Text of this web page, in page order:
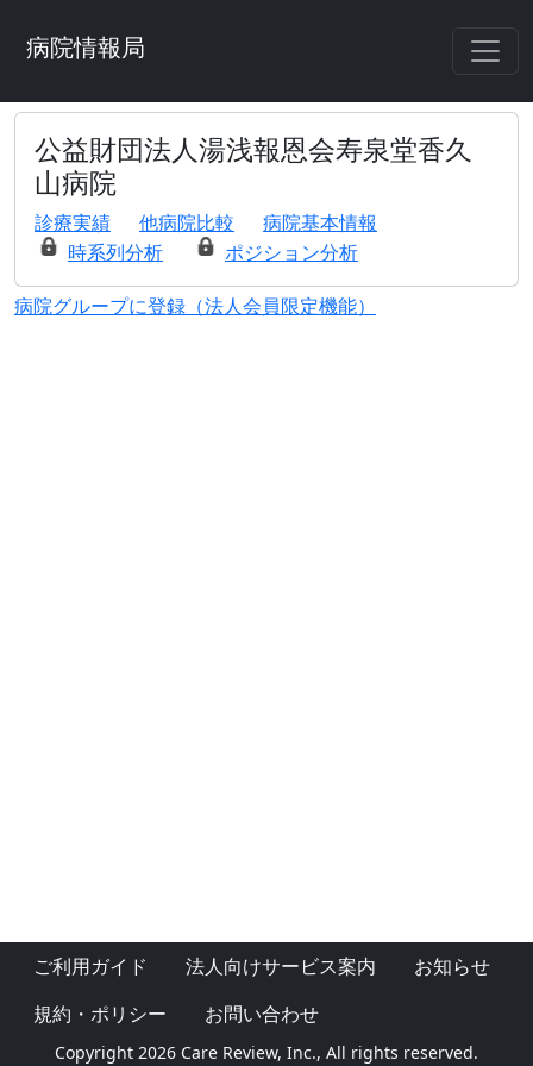
病院情報局
公益財団法人湯浅報恩会寿泉堂香久
山病院
診療実績 他病院比較
病院基本情報
時系列分析
ポジション分析
病院グループに登録（法人会員限定機能）
ご利用ガイド 法人向けサービス案内
お知らせ
規約・ポリシー
お問い合わせ
Copyright 2026 Care Review, Inc., All rights reserved.